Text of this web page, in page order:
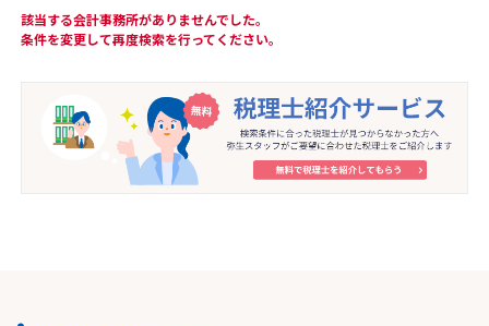
該当する会計事務所がありませんでした。
条件を変更して再度検索を行ってください。